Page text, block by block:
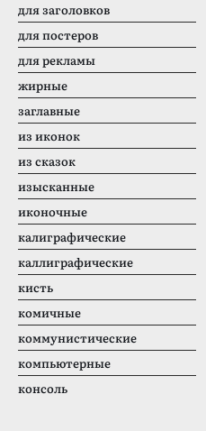
для заголовков
для постеров
для рекламы
жирные
заглавные
из иконок
из сказок
изысканные
иконочные
калиграфические
каллиграфические
кисть
комичные
коммунистические
компьютерные
консоль